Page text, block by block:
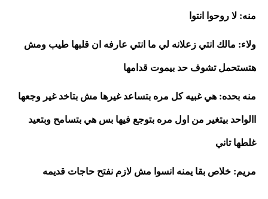
منه: لا روحوا انتوا
هتستحمل تشوف حد بيموت قدامها
غلطها تاني
مريم: خلاص بقا يمنه انسوا مش لازم نفتح حاجات قديمه